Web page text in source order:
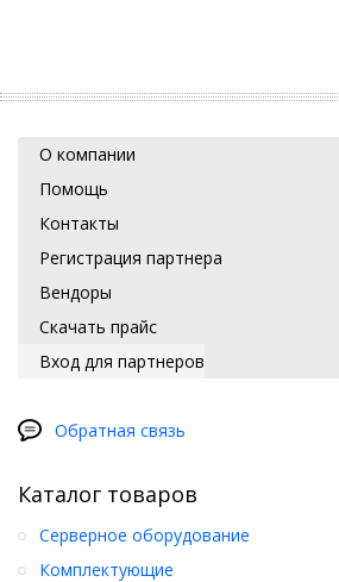
О компании
Помощь
Контакты
Регистрация партнера
Вендоры
Скачать прайс
Вход для партнеров
Обратная связь
Каталог товаров
Серверное оборудование
Комплектующие